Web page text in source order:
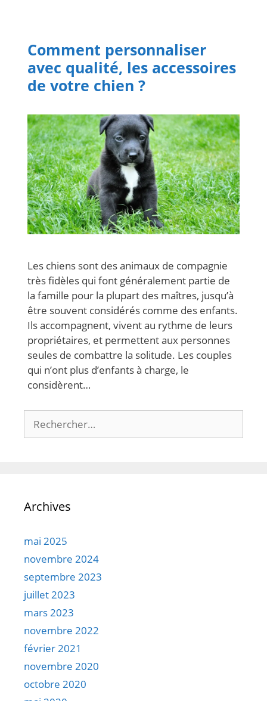
Comment personnaliser
avec qualité, les accessoires
de votre chien ?
Les chiens sont des animaux de compagnie
très fidèles qui font généralement partie de
la famille pour la plupart des maîtres, jusqu’à
être souvent considérés comme des enfants.
Ils accompagnent, vivent au rythme de leurs
propriétaires, et permettent aux personnes
seules de combattre la solitude. Les couples
qui n’ont plus d’enfants à charge, le
considèrent…
Archives
mai 2025
novembre 2024
septembre 2023
juillet 2023
mars 2023
novembre 2022
février 2021
novembre 2020
octobre 2020